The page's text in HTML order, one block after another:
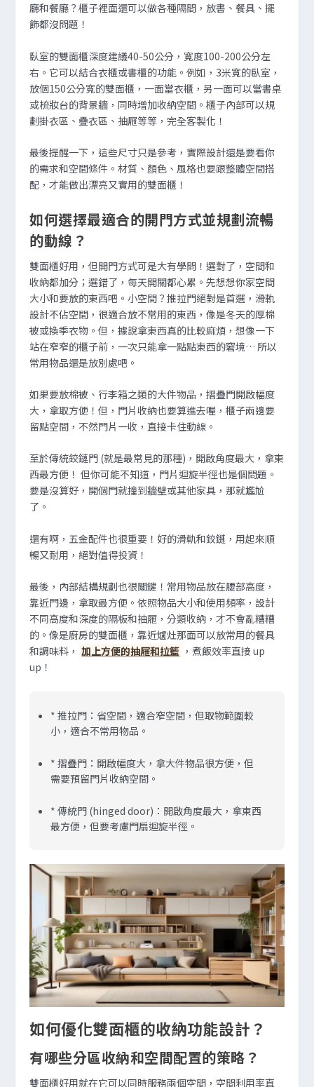
廳和餐廳？櫃子裡面還可以做各種隔間，放書、餐具、擺
飾都沒問題！
臥室的雙面櫃深度建議40-50公分，寬度100-200公分左
右。它可以結合衣櫃或書櫃的功能。例如，3米寬的臥室，
放個150公分寬的雙面櫃，一面當衣櫃，另一面可以當書桌
或梳妝台的背景牆，同時增加收納空間。櫃子內部可以規
劃掛衣區、疊衣區、抽屜等等，完全客製化！
最後提醒一下，這些尺寸只是參考，實際設計還是要看你
的需求和空間條件。材質、顏色、風格也要跟整體空間搭
配，才能做出漂亮又實用的雙面櫃！
如何選擇最適合的開門方式並規劃流暢
的動線？
雙面櫃好用，但開門方式可是大有學問！選對了，空間和
收納都加分；選錯了，每天開關都心累。先想想你家空間
大小和要放的東西吧。小空間？推拉門絕對是首選，滑軌
設計不佔空間，很適合放不常用的東西，像是冬天的厚棉
被或換季衣物。但，據說拿東西真的比較麻煩，想像一下
站在窄窄的櫃子前，一次只能拿一點點東西的窘境… 所以
常用物品還是放別處吧。
如果要放棉被、行李箱之類的大件物品，摺疊門開啟幅度
大，拿取方便！但，門片收納也要算進去喔，櫃子兩邊要
留點空間，不然門片一收，直接卡住動線。
至於傳統鉸鏈門 (就是最常見的那種)，開啟角度最大，拿東
西最方便！ 但你可能不知道，門片迴旋半徑也是個問題。
要是沒算好，開個門就撞到牆壁或其他家具，那就尷尬
了。
還有啊，五金配件也很重要！好的滑軌和鉸鏈，用起來順
暢又耐用，絕對值得投資！
最後，內部結構規劃也很關鍵！常用物品放在腰部高度，
靠近門邊，拿取最方便。依照物品大小和使用頻率，設計
不同高度和深度的隔板和抽屜，分類收納，才不會亂糟糟
的。像是廚房的雙面櫃，靠近爐灶那面可以放常用的餐具
和調味料， 加上方便的抽屜和拉籃 ，煮飯效率直接 up
up！
* 推拉門：省空間，適合窄空間，但取物範圍較
小，適合不常用物品。
* 摺疊門：開啟幅度大，拿大件物品很方便，但
需要預留門片收納空間。
* 傳統門 (hinged door)：開啟角度最大，拿東西
最方便，但要考慮門扇迴旋半徑。
如何優化雙面櫃的收納功能設計？
有哪些分區收納和空間配置的策略？
雙面櫃好用就在它可以同時服務兩個空間，空間利用率直